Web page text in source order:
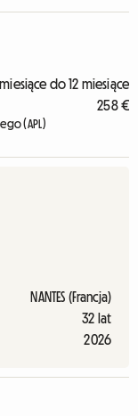
do 12 miesiące
258 €
(APL)
NANTES (Francja)
32 lat
2026